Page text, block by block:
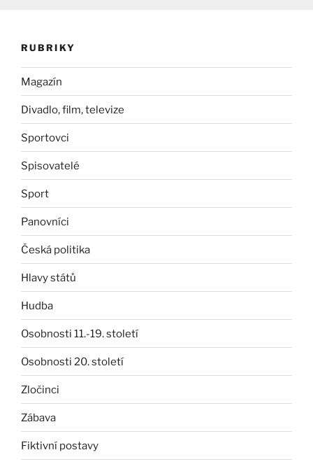
RUBRIKY
Magazín
Divadlo, film, televize
Sportovci
Spisovatelé
Sport
Panovníci
Česká politika
Hlavy států
Hudba
Osobnosti 11.-19. století
Osobnosti 20. století
Zločinci
Zábava
Fiktivní postavy